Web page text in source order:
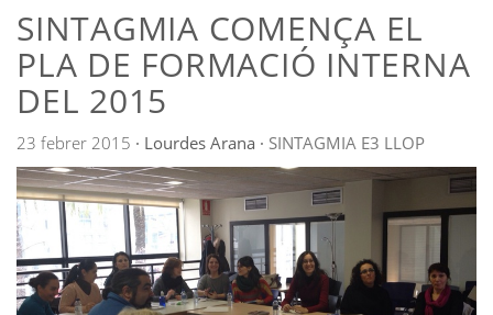
SINTAGMIA COMENÇA EL
PLA DE FORMACIÓ INTERNA
DEL 2015
23 febrer 2015 · Lourdes Arana · SINTAGMIA E3 LLOP